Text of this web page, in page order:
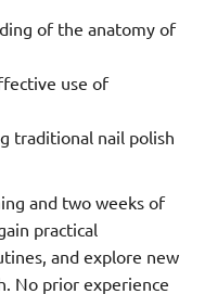
of the anatomy of
use of
traditional nail polish
and two weeks of
practical
and explore new
No prior experience